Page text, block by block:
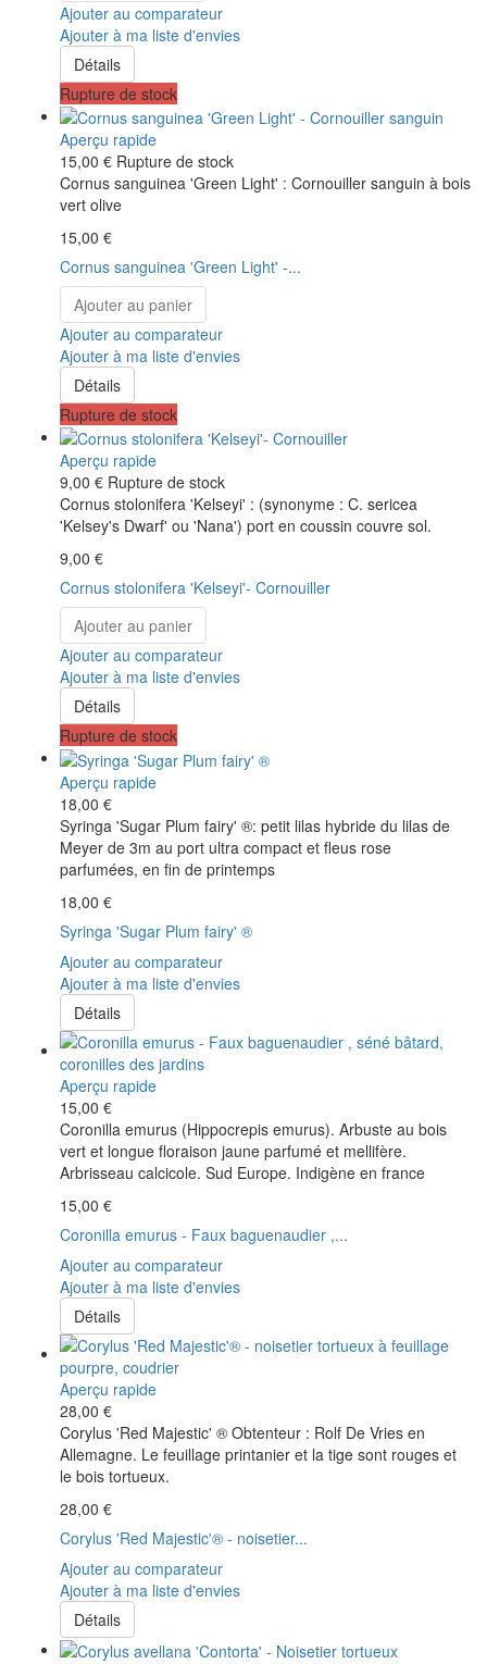
Ajouter au comparateur
Ajouter à ma liste d'envies
Détails
Rupture de stock
Aperçu rapide
15,00 € Rupture de stock
Cornus sanguinea 'Green Light' : Cornouiller sanguin à bois
vert olive
15,00 €
Cornus sanguinea 'Green Light' -...
Ajouter au panier
Ajouter au comparateur
Ajouter à ma liste d'envies
Détails
Rupture de stock
Aperçu rapide
9,00 € Rupture de stock
Cornus stolonifera 'Kelseyi' : (synonyme : C. sericea
'Kelsey's Dwarf' ou 'Nana') port en coussin couvre sol.
9,00 €
Cornus stolonifera 'Kelseyi'- Cornouiller
Ajouter au panier
Ajouter au comparateur
Ajouter à ma liste d'envies
Détails
Rupture de stock
Aperçu rapide
18,00 €
Syringa 'Sugar Plum fairy' ®: petit lilas hybride du lilas de
Meyer de 3m au port ultra compact et fleus rose
parfumées, en fin de printemps
18,00 €
Syringa 'Sugar Plum fairy' ®
Ajouter au comparateur
Ajouter à ma liste d'envies
Détails
Aperçu rapide
15,00 €
Coronilla emurus (Hippocrepis emurus). Arbuste au bois
vert et longue floraison jaune parfumé et mellifère.
Arbrisseau calcicole. Sud Europe. Indigène en france
15,00 €
Coronilla emurus - Faux baguenaudier ,...
Ajouter au comparateur
Ajouter à ma liste d'envies
Détails
Aperçu rapide
28,00 €
Corylus 'Red Majestic' ® Obtenteur : Rolf De Vries en
Allemagne. Le feuillage printanier et la tige sont rouges et
le bois tortueux.
28,00 €
Corylus 'Red Majestic'® - noisetier...
Ajouter au comparateur
Ajouter à ma liste d'envies
Détails